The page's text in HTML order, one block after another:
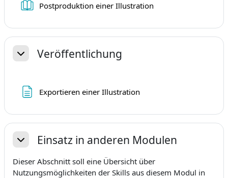
Postproduktion einer Illustration
Sažmi Veröffentlichung
Exportieren einer Illustration
Sažmi Einsatz in anderen Modulen
Dieser Abschnitt soll eine Übersicht über
Nutzungsmöglichkeiten der Skills aus diesem Modul in